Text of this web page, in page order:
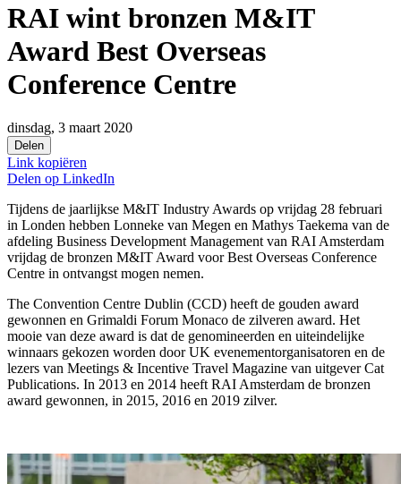
RAI wint bronzen M&IT
Award Best Overseas
Conference Centre
dinsdag, 3 maart 2020
Delen
Link kopiëren
Delen op LinkedIn
Tijdens de jaarlijkse M&IT Industry Awards op vrijdag 28 februari
in Londen hebben Lonneke van Megen en Mathys Taekema van de
afdeling Business Development Management van RAI Amsterdam
vrijdag de bronzen M&IT Award voor Best Overseas Conference
Centre in ontvangst mogen nemen.
The Convention Centre Dublin (CCD) heeft de gouden award
gewonnen en Grimaldi Forum Monaco de zilveren award. Het
mooie van deze award is dat de genomineerden en uiteindelijke
winnaars gekozen worden door UK evenementorganisatoren en de
lezers van Meetings & Incentive Travel Magazine van uitgever Cat
Publications. In 2013 en 2014 heeft RAI Amsterdam de bronzen
award gewonnen, in 2015, 2016 en 2019 zilver.